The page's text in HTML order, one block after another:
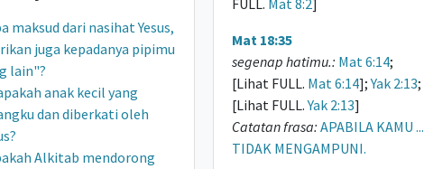
maksud dari nasihat Yesus,
juga kepadanya pipimu
lain"?
anak kecil yang
dan diberkati oleh
Alkitab mendorong
FULL. Mat 8:2]
Mat 18:35
segenap hatimu.: Mat 6:14;
[Lihat FULL. Mat 6:14];Yak 2:13;
[Lihat FULL.Yak 2:13]
Catatan frasa: APABILA KAMU ...
TIDAK MENGAMPUNI.